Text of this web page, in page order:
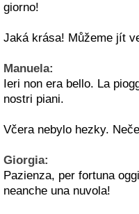
giorno!
Jaká krása! Můžeme jít
Manuela:
Ieri non era bello. La
nostri piani.
Včera nebylo hezky.
Giorgia:
Pazienza, per fortuna
neanche una nuvola!